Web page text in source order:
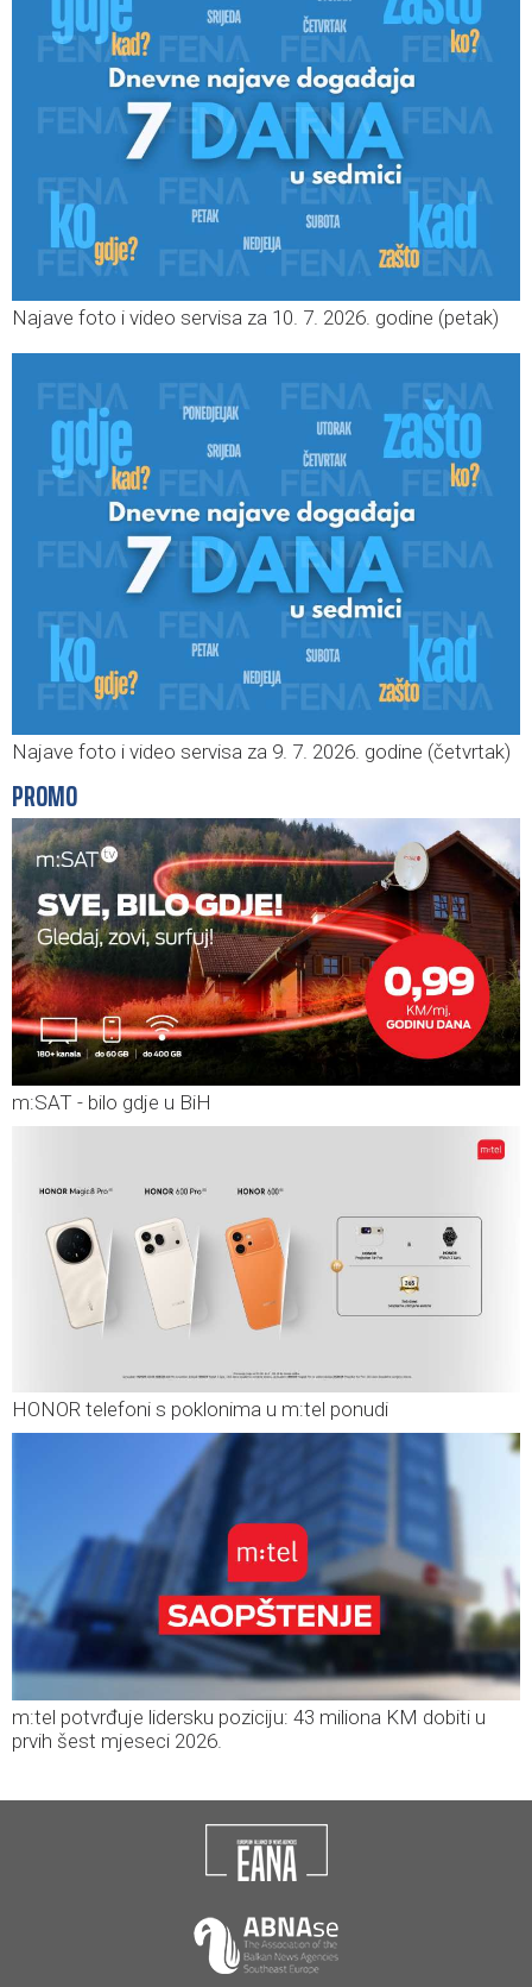
Najave foto i video servisa za 10. 7. 2026. godine (petak)
Najave foto i video servisa za 9. 7. 2026. godine (četvrtak)
PROMO
m:SAT - bilo gdje u BiH
HONOR telefoni s poklonima u m:tel ponudi
m:tel potvrđuje lidersku poziciju: 43 miliona KM dobiti u
prvih šest mjeseci 2026.